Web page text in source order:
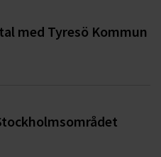
med Tyresö Kommun